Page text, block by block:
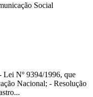
Social
Lei Nº 9394/1996, que
Nacional; - Resolução